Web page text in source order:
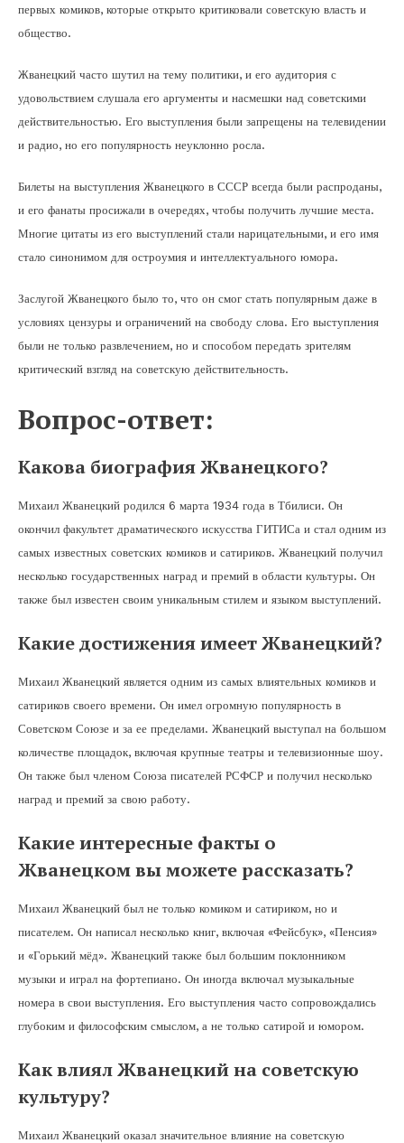
первых комиков, которые открыто критиковали советскую власть и
общество.
Жванецкий часто шутил на тему политики, и его аудитория с
удовольствием слушала его аргументы и насмешки над советскими
действительностью. Его выступления были запрещены на телевидении
и радио, но его популярность неуклонно росла.
Билеты на выступления Жванецкого в СССР всегда были распроданы,
и его фанаты просижали в очередях, чтобы получить лучшие места.
Многие цитаты из его выступлений стали нарицательными, и его имя
стало синонимом для остроумия и интеллектуального юмора.
Заслугой Жванецкого было то, что он смог стать популярным даже в
условиях цензуры и ограничений на свободу слова. Его выступления
были не только развлечением, но и способом передать зрителям
критический взгляд на советскую действительность.
Вопрос-ответ:
Какова биография Жванецкого?
Михаил Жванецкий родился 6 марта 1934 года в Тбилиси. Он
окончил факультет драматического искусства ГИТИСа и стал одним из
самых известных советских комиков и сатириков. Жванецкий получил
несколько государственных наград и премий в области культуры. Он
также был известен своим уникальным стилем и языком выступлений.
Какие достижения имеет Жванецкий?
Михаил Жванецкий является одним из самых влиятельных комиков и
сатириков своего времени. Он имел огромную популярность в
Советском Союзе и за ее пределами. Жванецкий выступал на большом
количестве площадок, включая крупные театры и телевизионные шоу.
Он также был членом Союза писателей РСФСР и получил несколько
наград и премий за свою работу.
Какие интересные факты о
Жванецком вы можете рассказать?
Михаил Жванецкий был не только комиком и сатириком, но и
писателем. Он написал несколько книг, включая «Фейсбук», «Пенсия»
и «Горький мёд». Жванецкий также был большим поклонником
музыки и играл на фортепиано. Он иногда включал музыкальные
номера в свои выступления. Его выступления часто сопровождались
глубоким и философским смыслом, а не только сатирой и юмором.
Как влиял Жванецкий на советскую
культуру?
Михаил Жванецкий оказал значительное влияние на советскую